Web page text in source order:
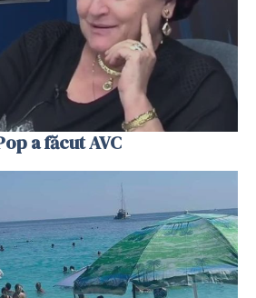
a făcut AVC